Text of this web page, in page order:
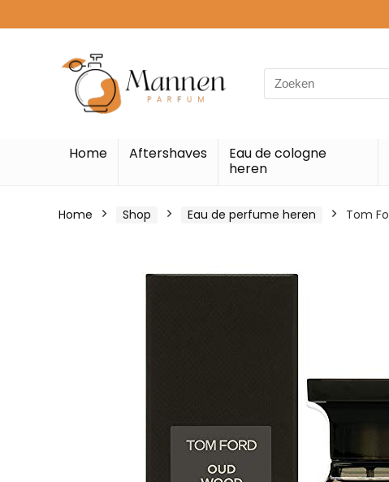
Search
for:
Home Aftershaves
Eau de cologne
heren
Home Shop Eau de perfume heren Tom